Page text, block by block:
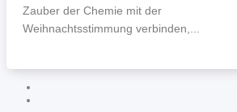
Zauber der Chemie mit der
Weihnachtsstimmung verbinden,...